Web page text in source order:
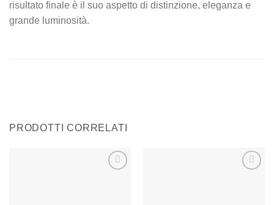
risultato finale è il suo aspetto di distinzione, eleganza e
grande luminosità.
PRODOTTI CORRELATI